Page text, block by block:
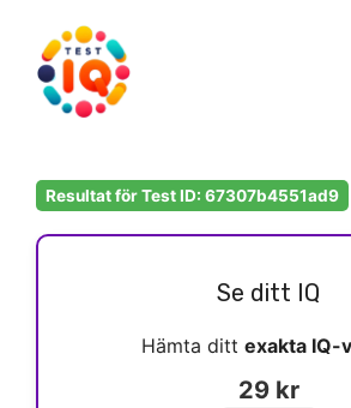
innehåll
Resultat för Test ID: 67307b4551ad9
Se ditt IQ
Hämta ditt exakta IQ-
29 kr